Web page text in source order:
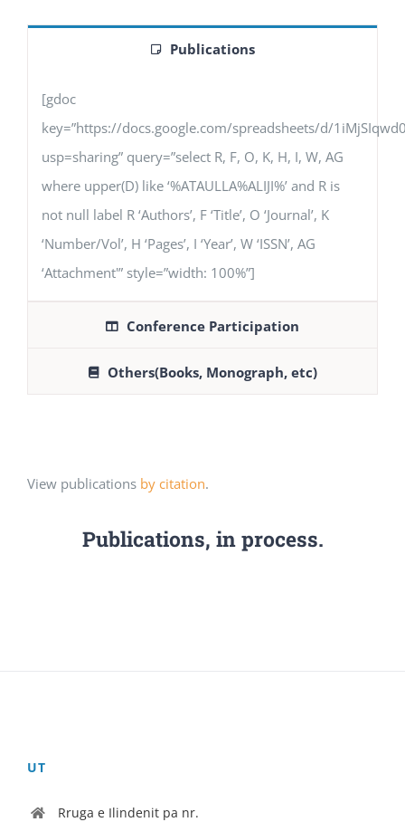
Publications
[gdoc
key=”https://docs.google.com/spreadsheets/d/
usp=sharing” query=”select R, F, O, K, H, I, W, AG
where upper(D) like ‘%ATAULLA%ALIJI%’ and R is
not null label R ‘Authors’, F ‘Title’, O ‘Journal’, K
‘Number/Vol’, H ‘Pages’, I ‘Year’, W ‘ISSN’, AG
‘Attachment'” style=”width: 100%”]
Conference Participation
Others(Books, Monograph, etc)
View publications by citation.
Publications, in process.
UT
Rruga e Ilindenit pa nr.